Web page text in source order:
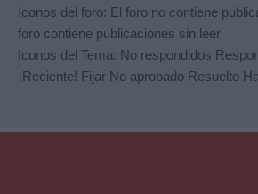
Iconos del foro: El foro no contiene
foro contiene publicaciones sin leer
Iconos del Tema: No respondidos
¡Reciente! Fijar No aprobado Resuelto